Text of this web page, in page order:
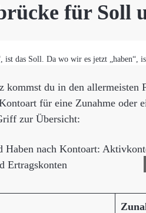
für Soll
ist das Soll. Da wo wir es jetzt „haben“,
kommst du in den allermeisten
für eine Zunahme oder
zur Übersicht: